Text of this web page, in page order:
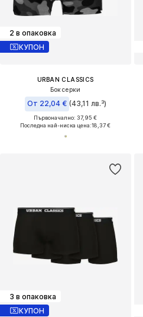
2 в опаковка
КУПОН
URBAN CLASSICS
Боксерки
От 22,04 € (43,11 лв.³)
Първоначално: 37,95 €
Последна най-ниска цена:18,37 €
3 в опаковка
КУПОН